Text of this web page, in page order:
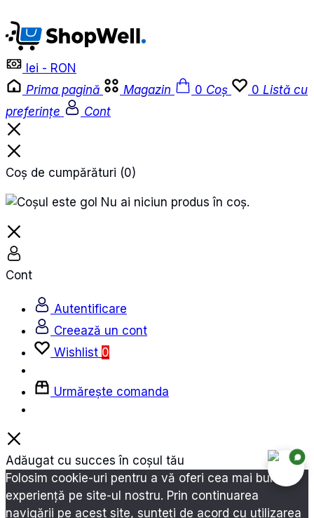
lei - RON
Prima pagină
Magazin 0 Coș 0 Listă cu
preferințe
Cont
Coș de cumpărături (0)
Nu ai niciun produs în coș.
Cont
Autentificare
Creează un cont
Wishlist 0
Urmărește comanda
Adăugat cu succes în coșul tău
Folosim cookie-uri pentru a vă oferi cea mai bună
experiență pe site-ul nostru. Prin continuarea
navigării pe acest site, sunteți de acord cu utilizarea